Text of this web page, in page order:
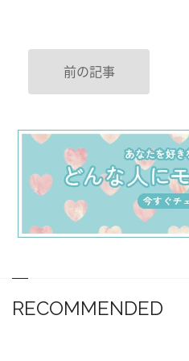
前の記事
RECOMMENDED